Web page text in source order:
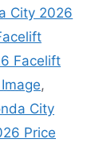
City 2026
Facelift
,
City
Price